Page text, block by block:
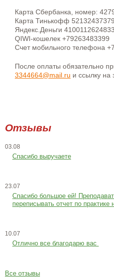
Карта Сбербанка, номер:
Карта Тинькофф
Яндекс.Деньги 4100112624833
QIWI-кошелек +79263483399
Счет мобильного телефона
После оплаты обязательно
3344664@mail.ru и ссылку на
Отзывы
03.08
Спасибо выручаете
23.07
Cпасибо большое ей!
переписывать отчет по практике
10.07
Отлично все благодарю вас
Все отзывы